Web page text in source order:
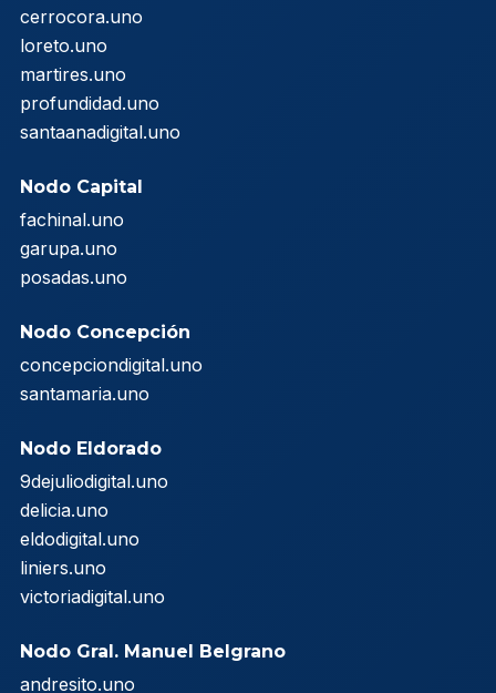
cerrocora.uno
loreto.uno
martires.uno
profundidad.uno
santaanadigital.uno
Nodo Capital
fachinal.uno
garupa.uno
posadas.uno
Nodo Concepción
concepciondigital.uno
santamaria.uno
Nodo Eldorado
9dejuliodigital.uno
delicia.uno
eldodigital.uno
liniers.uno
victoriadigital.uno
Nodo Gral. Manuel Belgrano
andresito.uno